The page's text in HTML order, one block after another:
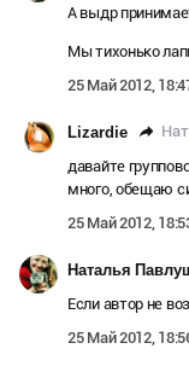
А выдр
Мы тихонько
25 Май 2012,
Lizardie
давайте
много, обeщаю
25 Май 2012,
Наталья
Если автор не
25 Май 2012,